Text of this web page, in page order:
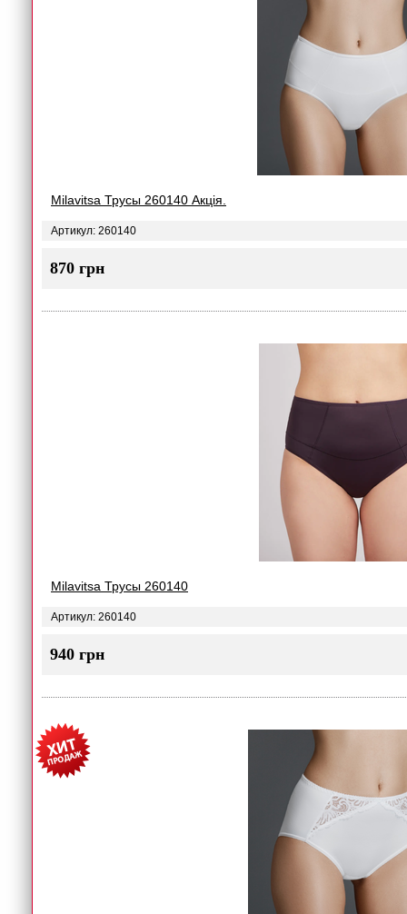
Milavitsa Трусы 260140 Акція.
Артикул: 260140
870 грн
Milavitsa Трусы 260140
Артикул: 260140
940 грн